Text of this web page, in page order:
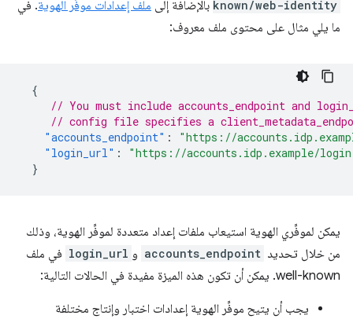
known/web-identity بالإضافة إلى ملف إعدادات موفِّر الهوية. في
ما يلي مثال على محتوى ملف معروف:
{
// You must include accounts_endpoint and
// config file specifies a
"accounts_endpoint" :
"https://
"login_url" :
"https://accounts.idp.example/
}
يمكن لموفِّري الهوية استيعاب ملفات إعداد متعددة لموفِّر الهوية، وذلك
من خلال تحديد accounts_endpoint و login_url في ملف
well-known. يمكن أن تكون هذه الميزة مفيدة في الحالات التالية:
يجب أن يتيح موفِّر الهوية إعدادات اختبار وإنتاج مختلفة